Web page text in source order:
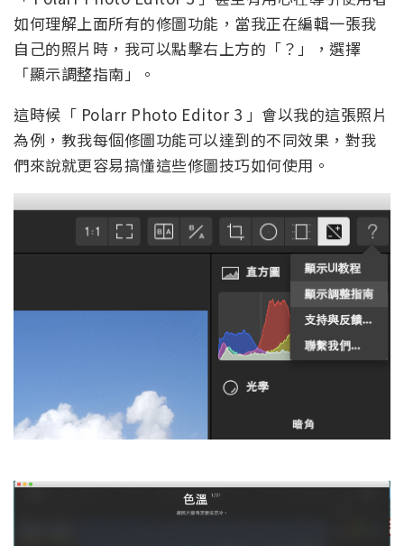
如何理解上面所有的修圖功能，當我正在編輯一張我
自己的照片時，我可以點擊右上方的「？」，選擇
「顯示調整指南」。
這時候「 Polarr Photo Editor 3 」會以我的這張照片
為例，教我每個修圖功能可以達到的不同效果，對我
們來說就更容易搞懂這些修圖技巧如何使用。